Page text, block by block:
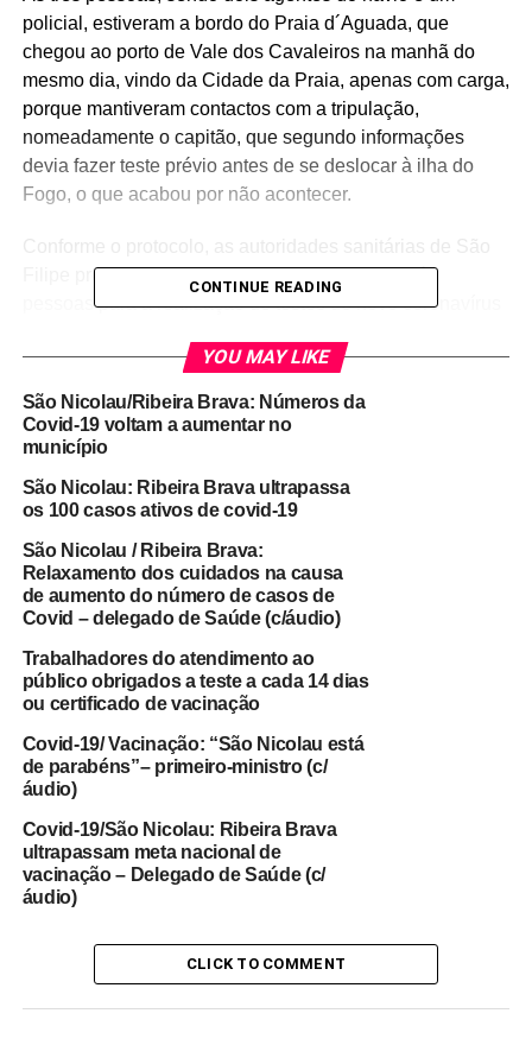
policial, estiveram a bordo do Praia d´Aguada, que
chegou ao porto de Vale dos Cavaleiros na manhã do
mesmo dia, vindo da Cidade da Praia, apenas com carga,
porque mantiveram contactos com a tripulação,
nomeadamente o capitão, que segundo informações
devia fazer teste prévio antes de se deslocar à ilha do
Fogo, o que acabou por não acontecer.
Filipe procederam a recolha de amostras das três
pessoas para a realização de testes de novo coronavírus
enviadas hoje para a Cidade da Praia.
Estas pessoas não foram submetidas ao teste rápido,
porque, segundo explicou uma fonte do hospital regional
acontecer, pelo menos, sete dias após os contactos, dai o
O navio Praia d´Aguada chegou ao porto de Vale dos
Cavaleiros na manhã de quarta-feira, 20, e depois de
das cargas trazidas da Praia, nomeadamente
contentores, mas depois por indicação do Instituto
as operações foram suspensas.
A delegada de Saúde de São Filipe, Joana Alves, disse a
Inforpress que o capitão de Praia d´Aguada, que se
encontrava em São Vicente de onde viajou para a Cidade
da Praia, veio ao Fogo “sem autorização e sem ter feito o
Este facto levou não só a colocação das três pessoas que
CONTINUE READING
YOU MAY LIKE
São Nicolau/Ribeira Brava: Números da
Covid-19 voltam a aumentar no
município
São Nicolau: Ribeira Brava ultrapassa
os 100 casos ativos de covid-19
São Nicolau / Ribeira Brava:
Relaxamento dos cuidados na causa
de aumento do número de casos de
Covid – delegado de Saúde (c/áudio)
Trabalhadores do atendimento ao
público obrigados a teste a cada 14 dias
ou certificado de vacinação
Covid-19/ Vacinação: “São Nicolau está
de parabéns”– primeiro-ministro (c/
áudio)
Covid-19/São Nicolau: Ribeira Brava
ultrapassam meta nacional de
vacinação – Delegado de Saúde (c/
áudio)
CLICK TO COMMENT